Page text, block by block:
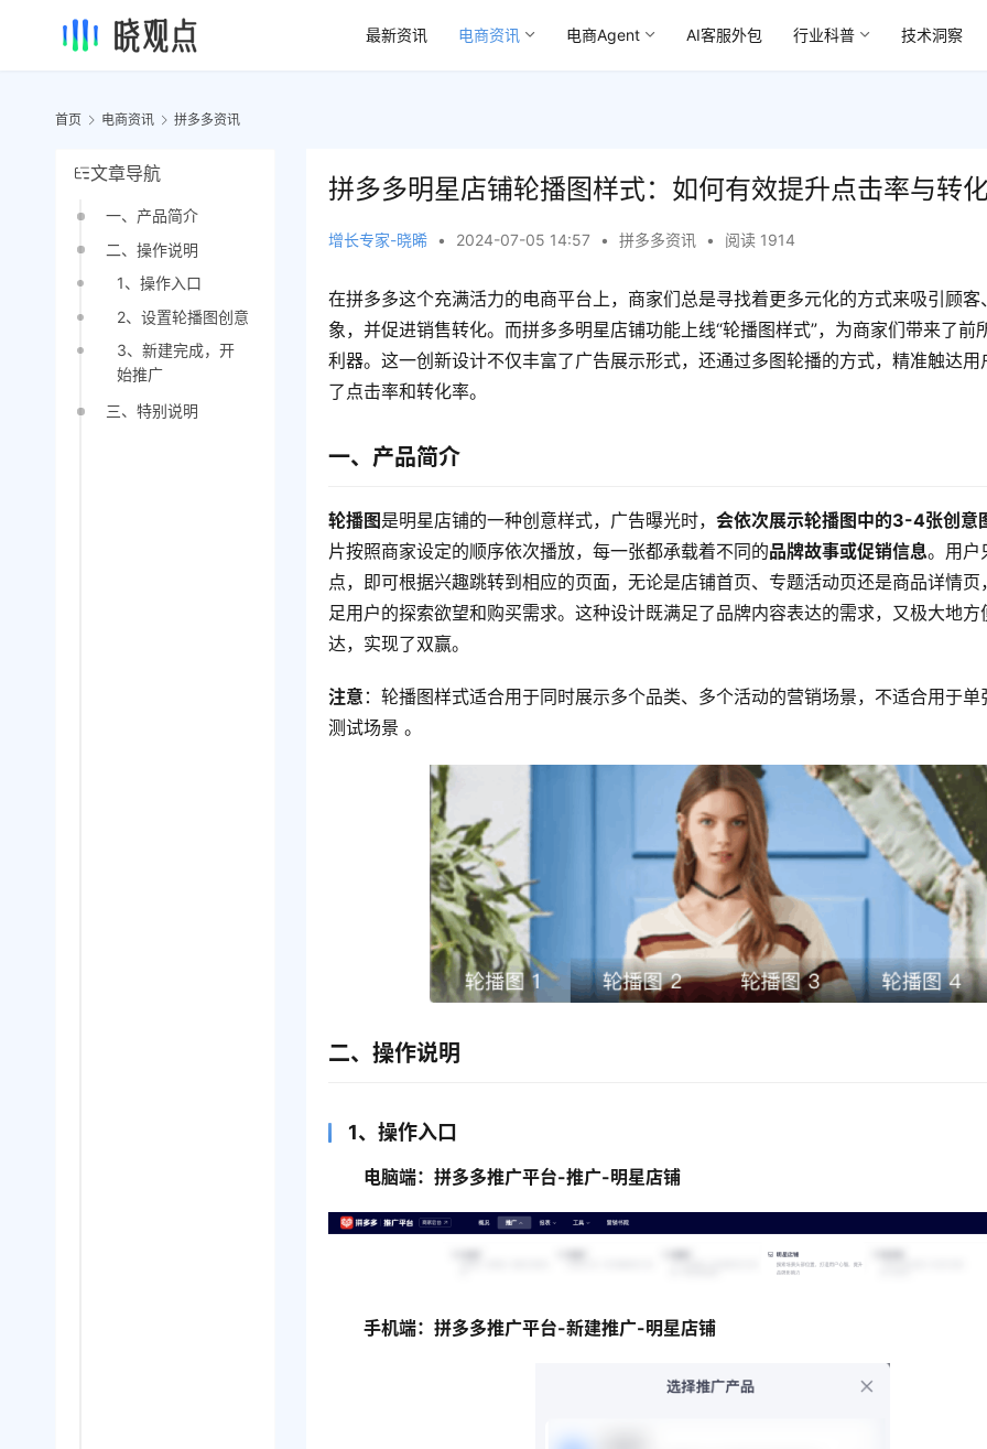
最新资讯 电商资讯 电商Agent AI客服外包 行业科普 技术洞察
首页 电商资讯 拼多多资讯
文章导航
一、产品简介
二、操作说明
1、操作入口
2、设置轮播图创意
3、新建完成，开
始推广
三、特别说明
拼多多明星店铺轮播图样式：如何有效提升点击率与转
增长专家-晓晞 • 2024-07-05 14:57 • 拼多多资讯 • 阅读 1914
在拼多多这个充满活力的电商平台上，商家们总是寻找着更多元化的方式来吸引顾客
象，并促进销售转化。而拼多多明星店铺功能上线“轮播图样式”，为商家们带来了前
利器。这一创新设计不仅丰富了广告展示形式，还通过多图轮播的方式，精准触达用
了点击率和转化率。
一、产品简介
轮播图 是明星店铺的一种创意样式，广告曝光时，会依次展示轮播图中的3-4张创意
片按照商家设定的顺序依次播放，每一张都承载着不同的品牌故事或促销信息。用户
点，即可根据兴趣跳转到相应的页面，无论是店铺首页、专题活动页还是商品详情页
足用户的探索欲望和购买需求。这种设计既满足了品牌内容表达的需求，又极大地方
达，实现了双赢。
注意 ：轮播图样式适合用于同时展示多个品类、多个活动的营销场景，不适合用于
测试场景 。
二、操作说明
1、操作入口
电脑端：拼多多推广平台-推广-明星店铺
手机端：拼多多推广平台-新建推广-明星店铺